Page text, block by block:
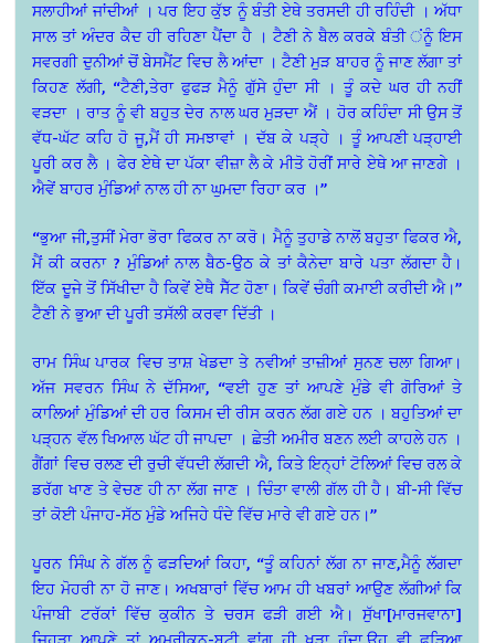
ਸਲਾਹੀਆਂ ਜਾਂਦੀਆਂ । ਪਰ ਇਹ ਕੁੱਝ ਨੂੰ ਬੰਤੀ ਏਥੇ ਤਰਸਦੀ ਹੀ ਰਹਿੰਦੀ । ਅੱਧਾ
ਸਾਲ ਤਾਂ ਅੰਦਰ ਕੈਦ ਹੀ ਰਹਿਣਾ ਪੈਂਦਾ ਹੈ । ਟੈਣੀ ਨੇ ਬੈਲ ਕਰਕੇ ਬੰਤੀ ਂਨੂੰ ਇਸ
ਸਵਰਗੀ ਦੁਨੀਆਂ ਚੋਂ ਬੇਸਮੈਂਟ ਵਿਚ ਲੈ ਆਂਦਾ । ਟੈਣੀ ਮੁੜ ਬਾਹਰ ਨੂੰ ਜਾਣ ਲੱਗਾ ਤਾਂ
ਕਿਹਣ ਲੱਗੀ, “ਟੈਣੀ,ਤੇਰਾ ਫੁਫੜ ਮੈਨੂੰ ਗੁੱਸੇ ਹੁੰਦਾ ਸੀ । ਤੂੰ ਕਦੇ ਘਰ ਹੀ ਨਹੀਂ
ਵੜਦਾ । ਰਾਤ ਨੂੰ ਵੀ ਬਹੁਤ ਦੇਰ ਨਾਲ ਘਰ ਮੁੜਦਾ ਐਂ । ਹੋਰ ਕਹਿੰਦਾ ਸੀ ਉਸ ਤੋਂ
ਵੱਧ-ਘੱਟ ਕਹਿ ਹੋ ਜੂ,ਮੈਂ ਹੀ ਸਮਝਾਵਾਂ । ਦੱਬ ਕੇ ਪੜ੍ਹੇ । ਤੂੰ ਆਪਣੀ ਪੜ੍ਹਾਈ
ਪੂਰੀ ਕਰ ਲੈ । ਫੇਰ ਏਥੇ ਦਾ ਪੱਕਾ ਵੀਜ਼ਾ ਲੈ ਕੇ ਮੀਤੋ ਹੋਰੀਂ ਸਾਰੇ ਏਥੇ ਆ ਜਾਣਗੇ ।
ਐਵੇਂ ਬਾਹਰ ਮੁੰਡਿਆਂ ਨਾਲ ਹੀ ਨਾ ਘੁਮਦਾ ਰਿਹਾ ਕਰ ।”
“ਭੁਆ ਜੀ,ਤੁਸੀਂ ਮੇਰਾ ਭੋਰਾ ਫਿਕਰ ਨਾ ਕਰੋ। ਮੈਨੂੰ ਤੁਹਾਡੇ ਨਾਲੋਂ ਬਹੁਤਾ ਫਿਕਰ ਐ,
ਮੈਂ ਕੀ ਕਰਨਾ ? ਮੁੰਡਿਆਂ ਨਾਲ ਬੈਠ-ਉਠ ਕੇ ਤਾਂ ਕੈਨੇਦਾ ਬਾਰੇ ਪਤਾ ਲੱਗਦਾ ਹੈ।
ਇੱਕ ਦੂਜੇ ਤੋਂ ਸਿੱਖੀਦਾ ਹੈ ਕਿਵੇਂ ਏਥੈ ਸੈੱਟ ਹੋਣਾ। ਕਿਵੇਂ ਚੰਗੀ ਕਮਾਈ ਕਰੀਦੀ ਐ।”
ਟੈਣੀ ਨੇ ਭੁਆ ਦੀ ਪੂਰੀ ਤਸੱਲੀ ਕਰਵਾ ਦਿੱਤੀ ।
ਰਾਮ ਸਿੰਘ ਪਾਰਕ ਵਿਚ ਤਾਸ਼ ਖੇਡਦਾ ਤੇ ਨਵੀਆਂ ਤਾਜ਼ੀਆਂ ਸੁਨਣ ਚਲਾ ਗਿਆ।
ਅੱਜ ਸਵਰਨ ਸਿੰਘ ਨੇ ਦੱਸਿਆ, “ਵਈ ਹੁਣ ਤਾਂ ਆਪਣੇ ਮੁੰਡੇ ਵੀ ਗੋਰਿਆਂ ਤੇ
ਕਾਲਿਆਂ ਮੁੰਡਿਆਂ ਦੀ ਹਰ ਕਿਸਮ ਦੀ ਰੀਸ ਕਰਨ ਲੱਗ ਗਏ ਹਨ । ਬਹੁਤਿਆਂ ਦਾ
ਪੜ੍ਹਨ ਵੱਲ ਖਿਆਲ ਘੱਟ ਹੀ ਜਾਪਦਾ । ਛੇਤੀ ਅਮੀਰ ਬਣਨ ਲਈ ਕਾਹਲੇ ਹਨ ।
ਗੈਂਗਾਂ ਵਿਚ ਰਲਣ ਦੀ ਰੁਚੀ ਵੱਧਦੀ ਲੱਗਦੀ ਐ, ਕਿਤੇ ਇਨ੍ਹਾਂ ਟੋਲਿਆਂ ਵਿਚ ਰਲ ਕੇ
ਡਰੱਗ ਖਾਣ ਤੇ ਵੇਚਣ ਹੀ ਨਾ ਲੱਗ ਜਾਣ । ਚਿੰਤਾ ਵਾਲੀ ਗੱਲ ਹੀ ਹੈ। ਬੀ-ਸੀ ਵਿੱਚ
ਤਾਂ ਕੋਈ ਪੰਜਾਹ-ਸੱਠ ਮੁੰਡੇ ਅਜਿਹੇ ਧੰਦੇ ਵਿੱਚ ਮਾਰੇ ਵੀ ਗਏ ਹਨ।”
ਪੂਰਨ ਸਿੰਘ ਨੇ ਗੱਲ ਨੂੰ ਫੜਦਿਆਂ ਕਿਹਾ, “ਤੂੰ ਕਹਿਨਾਂ ਲੱਗ ਨਾ ਜਾਣ,ਮੈਨੂੰ ਲੱਗਦਾ
ਇਹ ਮੋਹਰੀ ਨਾ ਹੋ ਜਾਣ। ਅਖਬਾਰਾਂ ਵਿੱਚ ਆਮ ਹੀ ਖਬਰਾਂ ਆਉਣ ਲੱਗੀਆਂ ਕਿ
ਪੰਜਾਬੀ ਟਰੱਕਾਂ ਵਿੱਚ ਕੁਕੀਨ ਤੇ ਚਰਸ ਫੜੀ ਗਈ ਐ। ਸੁੱਖਾ[ਮਾਰਜਵਾਨਾ]